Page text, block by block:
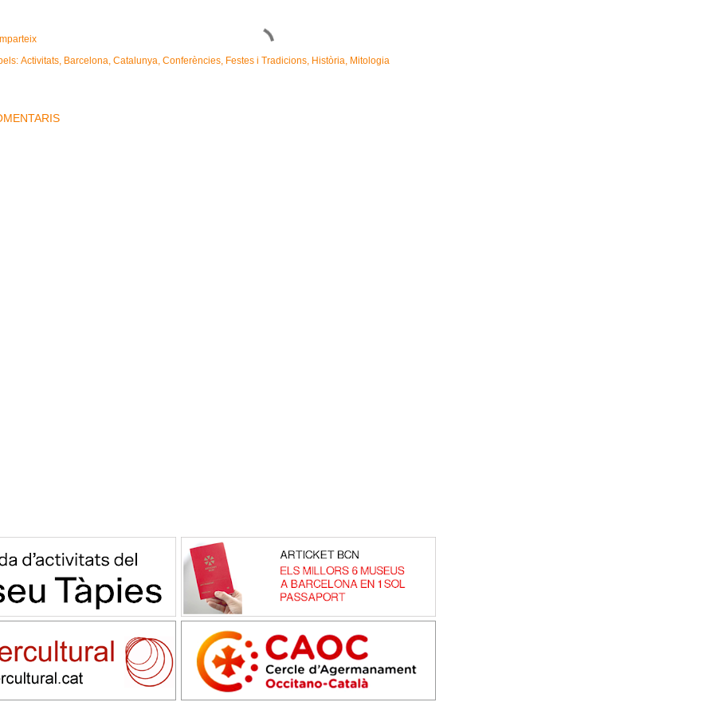
Activitats Barcelona Catalunya Conferències Festes i Tradicions Història Mitologia